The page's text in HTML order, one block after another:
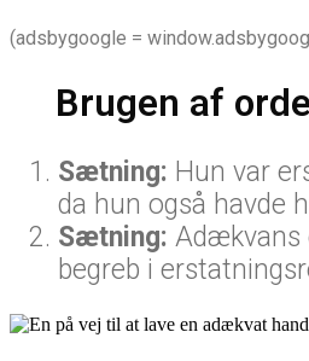
(adsbygoogle =
Brugen af
Sætning: Hun var
da hun også havde
Sætning: Adækvans
begreb i